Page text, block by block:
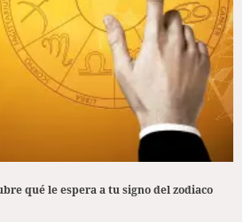
qué le espera a tu signo del zodiaco